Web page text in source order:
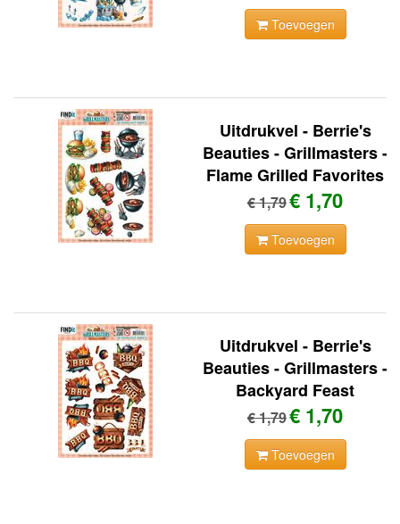
Toevoegen
Uitdrukvel - Berrie's
Beauties - Grillmasters -
Flame Grilled Favorites
€ 1,79€ 1,70
Toevoegen
Uitdrukvel - Berrie's
Beauties - Grillmasters -
Backyard Feast
€ 1,79€ 1,70
Toevoegen